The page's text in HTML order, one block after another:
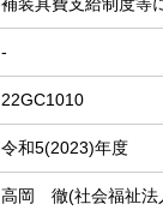
-
22GC1010
令和5(2023)年度
高岡 徹(社会福祉法